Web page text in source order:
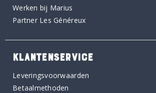
Werken bij Marius
Partner Les Généreux
KLANTENSERVICE
Leveringsvoorwaarden
Betaalmethoden